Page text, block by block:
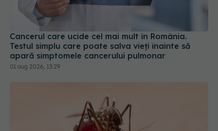
Cancerul care ucide cel mai mult în România.
Testul simplu care poate salva vieți înainte să
apară simptomele cancerului pulmonar
01 aug 2026, 13:29